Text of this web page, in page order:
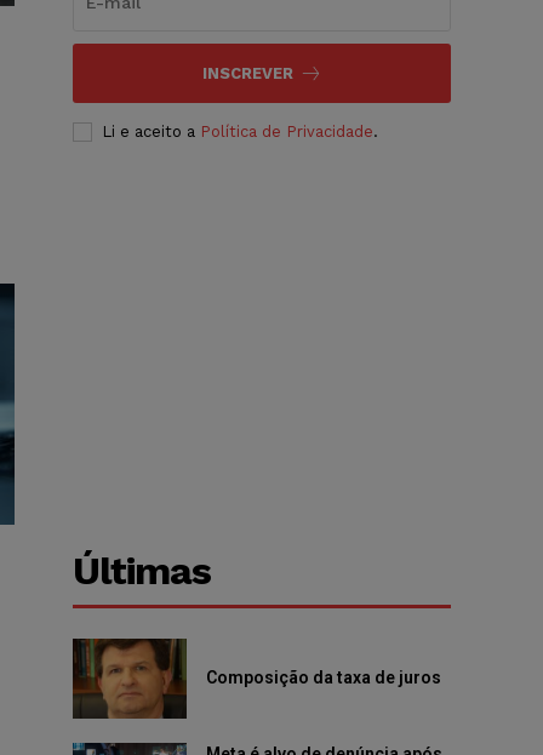
INSCREVER
Li e aceito a Política de Privacidade.
Últimas
Composição da taxa de juros